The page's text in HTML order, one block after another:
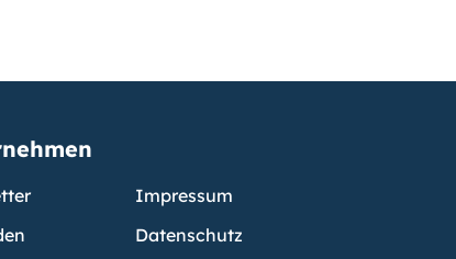
Impressum
Datenschutz